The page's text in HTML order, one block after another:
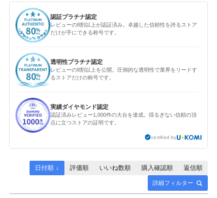
認証プラチナ認定
レビューの8割以上が認証済み。卓越した信頼性を誇るストア
だけが手にできる称号です。
透明性プラチナ認定
レビューの8割以上を公開。圧倒的な透明性で業界をリードす
るストアだけの称号です。
実績ダイヤモンド認定
認証済みレビュー1,000件の大台を達成。揺るぎない信頼の頂
点に立つストアの証明です。
certified by
詳細フィルター
日付順 ↓ 評価順 いいね数順 購入確認順 返信順